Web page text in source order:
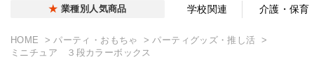
業種別人気商品 学校関連 介護・保育
HOME パーティ・おもちゃ
パーティグッズ・推し活
ミニチュア ３段カラーボックス